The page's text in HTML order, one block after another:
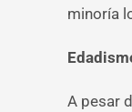
minoría
A pesar